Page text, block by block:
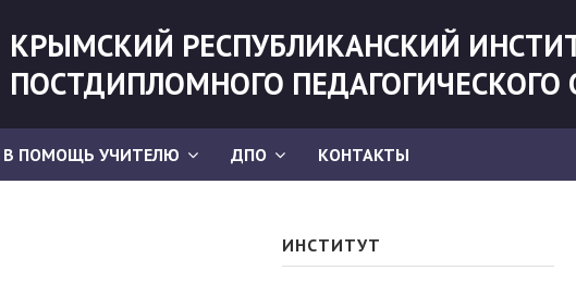
КРЫМСКИЙ РЕСПУБЛИКАНСКИЙ
ПОСТДИПЛОМНОГО ПЕДАГОГИЧЕСКОГО
В ПОМОЩЬ УЧИТЕЛЮ ДПО КОНТАКТЫ
ИНСТИТУТ